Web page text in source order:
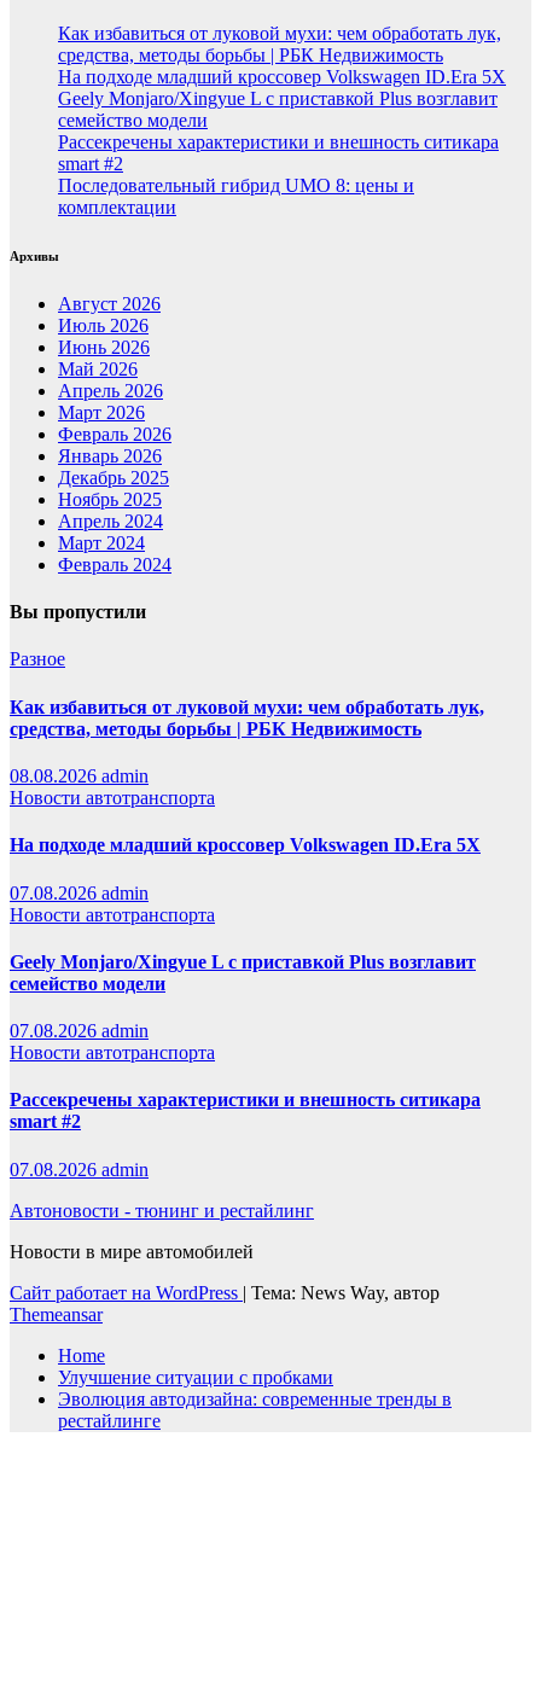
Как избавиться от луковой мухи: чем обработать лук,
средства, методы борьбы | РБК Недвижимость
На подходе младший кроссовер Volkswagen ID.Era 5X
Geely Monjaro/Xingyue L с приставкой Plus возглавит
семейство модели
Рассекречены характеристики и внешность ситикара
smart #2
Последовательный гибрид UMO 8: цены и
комплектации
Архивы
Август 2026
Июль 2026
Июнь 2026
Май 2026
Апрель 2026
Март 2026
Февраль 2026
Январь 2026
Декабрь 2025
Ноябрь 2025
Апрель 2024
Март 2024
Февраль 2024
Вы пропустили
Разное
Как избавиться от луковой мухи: чем обработать лук,
средства, методы борьбы | РБК Недвижимость
08.08.2026 admin
Новости автотранспорта
На подходе младший кроссовер Volkswagen ID.Era 5X
07.08.2026 admin
Новости автотранспорта
Geely Monjaro/Xingyue L с приставкой Plus возглавит
семейство модели
07.08.2026 admin
Новости автотранспорта
Рассекречены характеристики и внешность ситикара
smart #2
07.08.2026 admin
Автоновости - тюнинг и рестайлинг
Новости в мире автомобилей
Сайт работает на WordPress | Тема: News Way, автор
Themeansar
Home
Улучшение ситуации с пробками
Эволюция автодизайна: современные тренды в
рестайлинге